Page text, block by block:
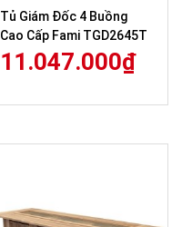
Tủ Giám Đốc 4 Buồng
Cao Cấp Fami TGD2645T
11.047.000₫